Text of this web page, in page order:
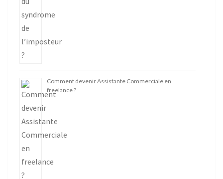
Comment devenir Assistante Commerciale en
freelance ?